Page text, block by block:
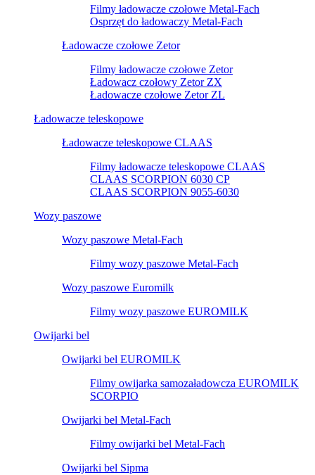
Filmy ładowacze czołowe Metal-Fach
Osprzęt do ładowaczy Metal-Fach
Ładowacze czołowe Zetor
Filmy ładowacze czołowe Zetor
Ładowacz czołowy Zetor ZX
Ładowacze czołowe Zetor ZL
Ładowacze teleskopowe
Ładowacze teleskopowe CLAAS
Filmy ładowacze teleskopowe CLAAS
CLAAS SCORPION 6030 CP
CLAAS SCORPION 9055-6030
Wozy paszowe
Wozy paszowe Metal-Fach
Filmy wozy paszowe Metal-Fach
Wozy paszowe Euromilk
Filmy wozy paszowe EUROMILK
Owijarki bel
Owijarki bel EUROMILK
Filmy owijarka samozaładowcza EUROMILK
SCORPIO
Owijarki bel Metal-Fach
Filmy owijarki bel Metal-Fach
Owijarki bel Sipma